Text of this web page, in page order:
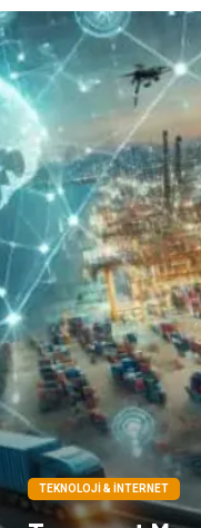
TEKNOLOJI & İNTERNET